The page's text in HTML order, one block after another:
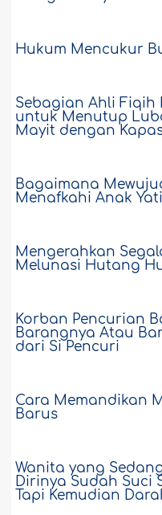
Hukum Mencukur
Sebagian Ahli
untuk Menutup
Mayit dengan
Bagaimana
Menafkahi Anak
Mengerahkan
Melunasi Hutang
Korban Pencurian
Barangnya Atau
dari Si Pencuri
Cara Memandikan
Barus
Wanita yang
Dirinya Sudah Suci
Tapi Kemudian